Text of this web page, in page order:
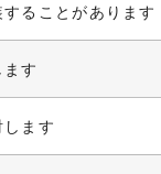
ることがあります
す
ます